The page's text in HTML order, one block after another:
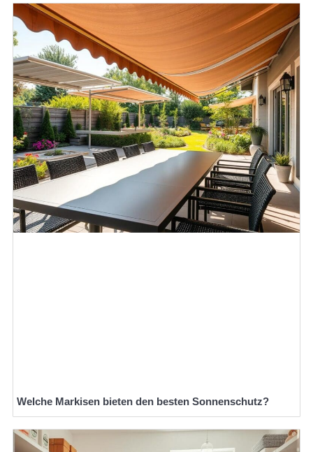
Welche Markisen bieten den besten Sonnenschutz?